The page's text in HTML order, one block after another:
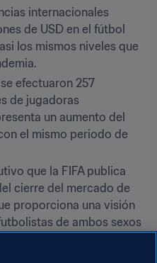
internacionales
de USD en el fútbol
los mismos niveles que
efectuaron 257
de jugadoras
un aumento del
el mismo periodo de
que la FIFA publica
cierre del mercado de
proporciona una visión
de ambos sexos